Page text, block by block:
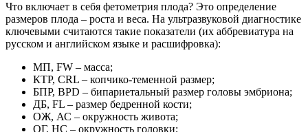
Что включает в себя фетометрия плода? Это определение
размеров плода – роста и веса. На ультразвуковой диагностике
ключевыми считаются такие показатели (их аббревиатура на
русском и английском языке и расшифровка):
МП, FW – масса;
КТР, CRL – копчико-теменной размер;
БПР, BPD – бипариетальный размер головы эмбриона;
ДБ, FL – размер бедренной кости;
ОЖ, АС – окружность живота;
ОГ, НС – окружность головки;